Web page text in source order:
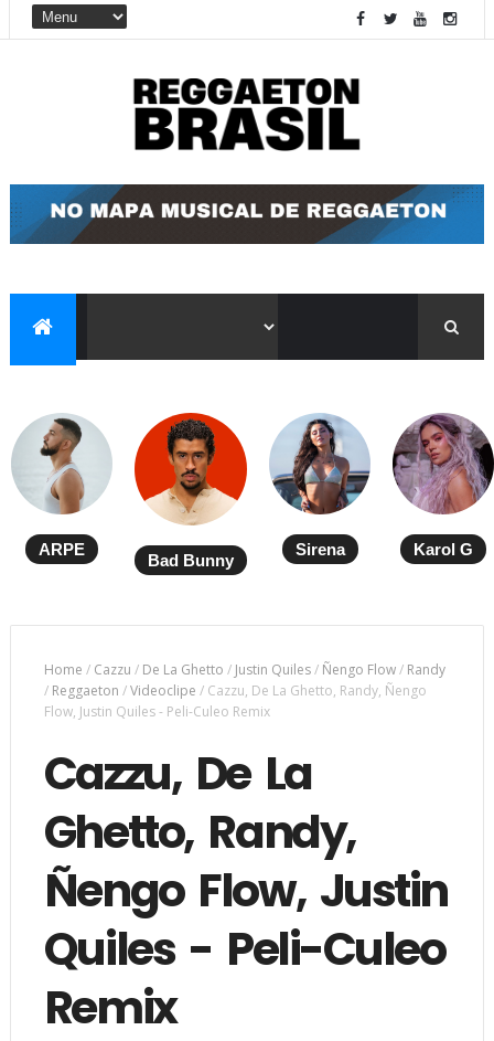
ARPE
Bad Bunny
Sirena Karol G
Home / Cazzu / De La Ghetto / Justin Quiles/ Ñengo Flow/ Randy
/ Reggaeton /Videoclipe / Cazzu, De La Ghetto, Randy, Ñengo
Flow, Justin Quiles - Peli-Culeo Remix
Cazzu, De La
Ghetto, Randy,
Ñengo Flow, Justin
Quiles - Peli-Culeo
Remix